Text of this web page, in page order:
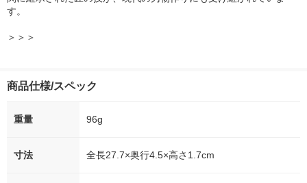
す。
＞＞＞
商品仕様/スペック
重量 96g
寸法 全長27.7×奥行4.5×高さ1.7cm